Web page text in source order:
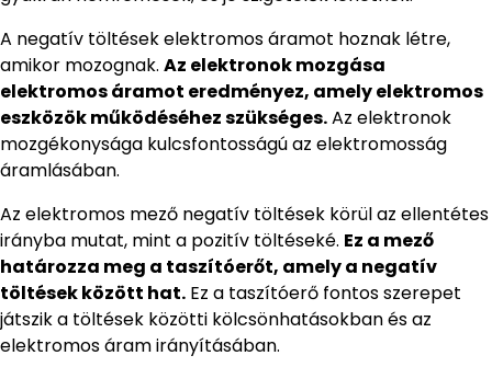
A negatív töltések elektromos áramot hoznak létre,
amikor mozognak. Az elektronok mozgása
elektromos áramot eredményez, amely elektromos
eszközök működéséhez szükséges.Az elektronok
mozgékonysága kulcsfontosságú az elektromosság
áramlásában.
Az elektromos mező negatív töltések körül az ellentétes
irányba mutat, mint a pozitív töltéseké. Ez a mező
határozza meg a taszítóerőt, amely a negatív
töltések között hat. Ez a taszítóerő fontos szerepet
játszik a töltések közötti kölcsönhatásokban és az
elektromos áram irányításában.